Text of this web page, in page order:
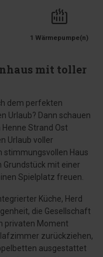
1 Wärmepumpe(n)
mit toller
dem perfekten
Urlaub? Dann schauen
Strand Ost
Urlaub voller
stimmungsvollen Haus
Grundstück mit einer
Spielplatz freuen.
Küche, Herd
die Gesellschaft
privaten Moment
zurückziehen,
ausgestattet